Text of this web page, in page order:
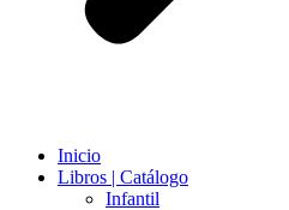
Inicio
Libros | Catálogo
Infantil